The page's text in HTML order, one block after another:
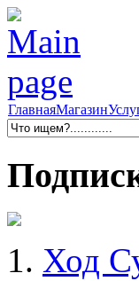
ГлавнаяМагазин
1. Ход